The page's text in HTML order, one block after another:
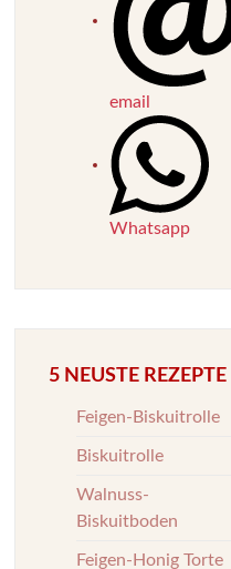
email
Whatsapp
5 NEUSTE REZEPTE
Feigen-Biskuitrolle
Biskuitrolle
Walnuss-
Biskuitboden
Feigen-Honig Torte